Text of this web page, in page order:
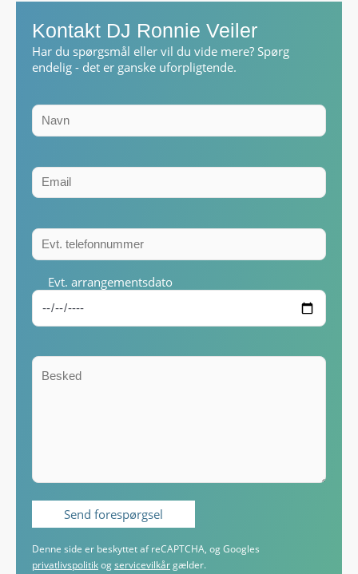
Kontakt DJ Ronnie Veiler
Har du spørgsmål eller vil du vide mere? Spørg
endelig - det er ganske uforpligtende.
Evt. arrangementsdato
Denne side er beskyttet af reCAPTCHA, og Googles
privatlivspolitik og servicevilkår gælder.